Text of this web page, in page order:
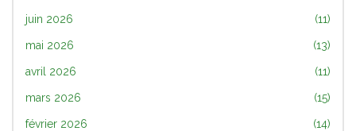
juin 2026 (11)
mai 2026 (13)
avril 2026 (11)
mars 2026 (15)
février 2026 (14)